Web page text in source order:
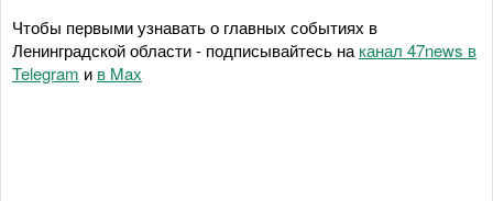
Чтобы первыми узнавать о главных событиях в
Ленинградской области - подписывайтесь на канал 47news в
Telegram и в Maх